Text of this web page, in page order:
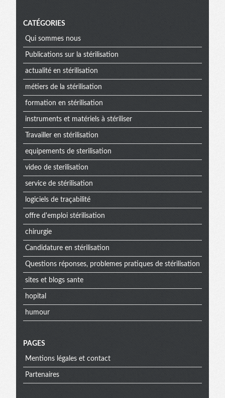
CATÉGORIES
Qui sommes nous
Publications sur la stérilisation
actualité en stérilisation
métiers de la stérilisation
formation en stérilisation
instruments et matériels à stériliser
Travailler en stérilisation
equipements de sterilisation
video de sterilisation
service de stérilisation
logiciels de traçabilité
offre d'emploi stérilisation
chirurgie
Candidature en stérilisation
Questions réponses, problemes pratiques de stérilisation
sites et blogs sante
hopital
humour
PAGES
Mentions légales et contact
Partenaires